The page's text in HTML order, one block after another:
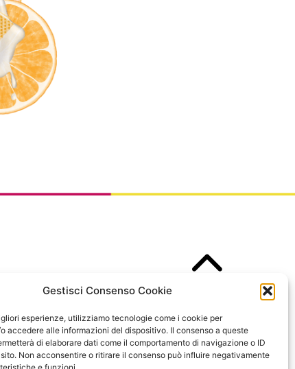
Gestisci Consenso Cookie
esperienze, utilizziamo tecnologie come i cookie per
accedere alle informazioni del dispositivo. Il consenso a queste
di elaborare dati come il comportamento di navigazione o ID
Non acconsentire o ritirare il consenso può influire negativamente